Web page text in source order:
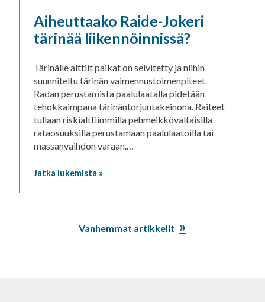
Aiheuttaako Raide-Jokeri
tärinää liikennöinnissä?
Tärinälle alttiit paikat on selvitetty ja niihin
suunniteltu tärinän vaimennustoimenpiteet.
Radan perustamista paalulaatalla pidetään
tehokkaimpana tärinäntorjuntakeinona. Raiteet
tullaan riskialttiimmilla pehmeikkövaltaisilla
rataosuuksilla perustamaan paalulaatoilla tai
massanvaihdon varaan.…
Jatka lukemista »
Vanhemmat artikkelit